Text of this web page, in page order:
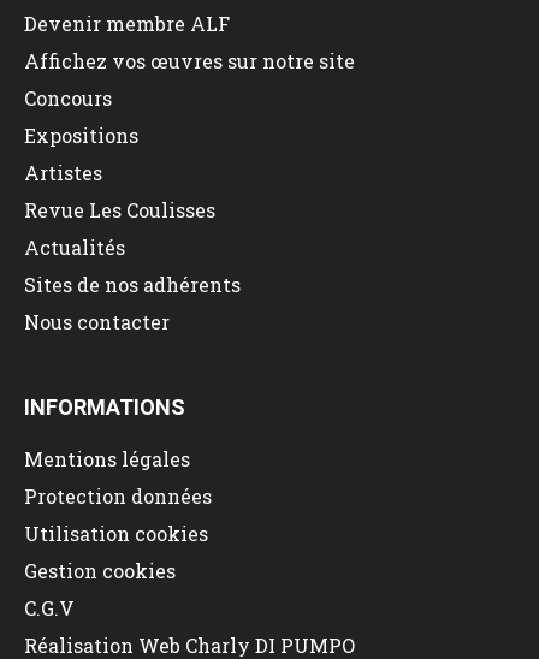
Devenir membre ALF
Affichez vos œuvres sur notre site
Concours
Expositions
Artistes
Revue Les Coulisses
Actualités
Sites de nos adhérents
Nous contacter
INFORMATIONS
Mentions légales
Protection données
Utilisation cookies
Gestion cookies
C.G.V
Réalisation Web Charly DI PUMPO